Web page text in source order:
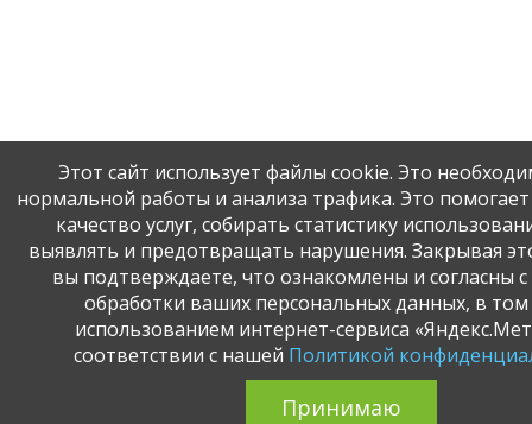
Этот сайт использует файлы cookie. Это
нормальной работы и анализа трафика. Это
качество услуг, собирать статистику
выявлять и предотвращать нарушения. Закрывая
вы подтверждаете, что ознакомлены и согласны
обработки ваших персональных данных, в том
использованием интернет-сервиса
соответствии с нашей Политикой
Принимаю